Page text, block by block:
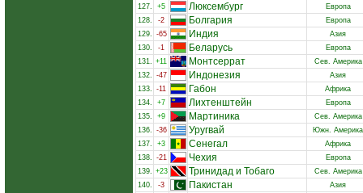
127.
+5 Люксембург
Европа
128.
-2 Болгария
Европа
129. -65 Индия
Азия
130.
-1 Беларусь
Европа
131. +11 Монтсеррат
Сев. Америка
132. -47 Индонезия
Азия
133. -11 Габон
Африка
134.
+7 Лихтенштейн
Европа
135.
+9 Мартиника
Сев. Америка
136. -36 Уругвай
Южн. Америка
137.
+3 Сенегал
Африка
138. -21 Чехия
Европа
139. +23 Тринидад и Тобаго
Сев. Америка
140.
-3 Пакистан Азия